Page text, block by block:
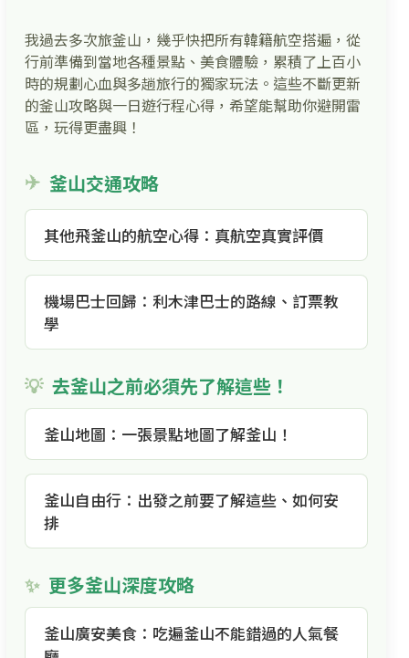
我過去多次旅釜山，幾乎快把所有韓籍航空搭遍，從
行前準備到當地各種景點、美食體驗，累積了上百小
時的規劃心血與多趟旅行的獨家玩法。這些不斷更新
的釜山攻略與一日遊行程心得，希望能幫助你避開雷
區，玩得更盡興！
釜山交通攻略
其他飛釜山的航空心得：真航空真實評價
機場巴士回歸：利木津巴士的路線、訂票教
學
去釜山之前必須先了解這些！
釜山地圖：一張景點地圖了解釜山！
釜山自由行：出發之前要了解這些、如何安
排
更多釜山深度攻略
釜山廣安美食：吃遍釜山不能錯過的人氣餐